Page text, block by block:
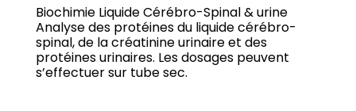
Biochimie Liquide Cérébro-Spinal & urine
Analyse des protéines du liquide cérébro-
spinal, de la créatinine urinaire et des
protéines urinaires. Les dosages peuvent
s’effectuer sur tube sec.